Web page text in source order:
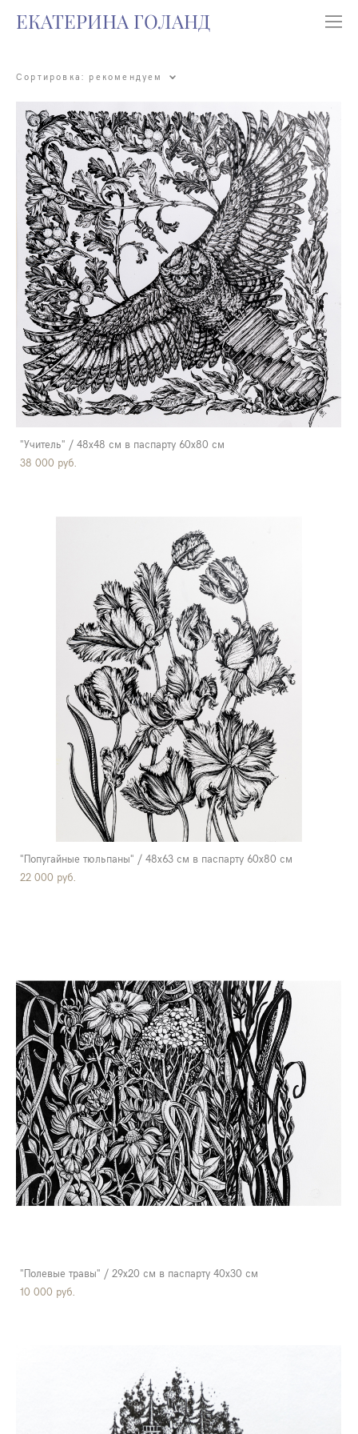
ЕКАТЕРИНА ГОЛАНД
Сортировка: рекомендуем
"Учитель" / 48х48 см в паспарту 60х80 см
38 000 pуб.
"Попугайные тюльпаны" / 48х63 см в паспарту 60х80 см
22 000 pуб.
"Полевые травы" / 29х20 см в паспарту 40х30 см
10 000 pуб.